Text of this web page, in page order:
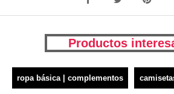
Productos
ropa básica | complementos